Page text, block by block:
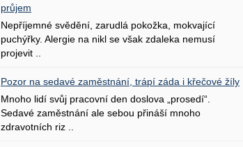
průjem
Nepříjemné svědění, zarudlá pokožka, mokvající
puchýřky. Alergie na nikl se však zdaleka nemusí
projevit ..
Pozor na sedavé zaměstnání, trápí záda i křečové žíly
Mnoho lidí svůj pracovní den doslova „prosedí“.
Sedavé zaměstnání ale sebou přináší mnoho
zdravotních riz ..